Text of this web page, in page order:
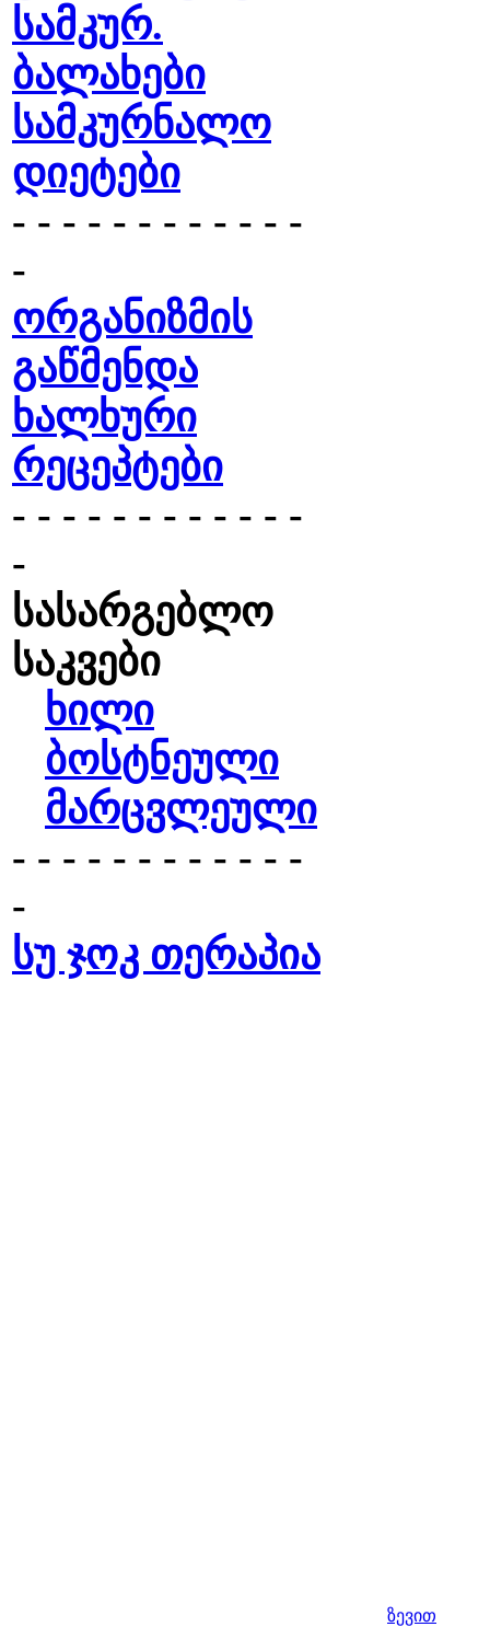
სამკურ.
ბალახები
სამკურნალო
დიეტები
- - - - - - - - - - - -
-
ორგანიზმის
გაწმენდა
ხალხური
რეცეპტები
- - - - - - - - - - - -
-
სასარგებლო
საკვები
ხილი
ბოსტნეული
მარცვლეული
- - - - - - - - - - - -
-
სუ ჯოკ თერაპია
ზევით